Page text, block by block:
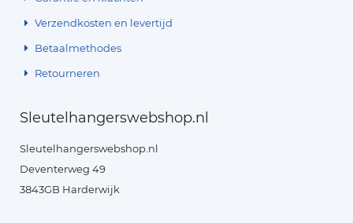
Verzendkosten en levertijd
Betaalmethodes
Retourneren
Sleutelhangerswebshop.nl
Sleutelhangerswebshop.nl
Deventerweg 49
3843GB Harderwijk